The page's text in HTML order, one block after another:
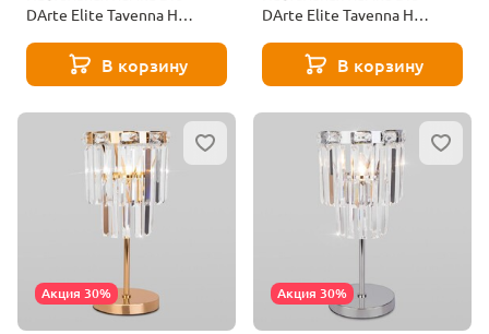
DArte Elite Tavenna H
В корзину
DArte Elite Tavenna H
В корзину
Акция 30% Акция 30%